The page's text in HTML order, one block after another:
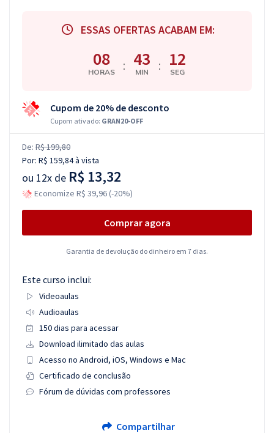
ESSAS OFERTAS ACABAM EM:
08
HORAS : 43
MIN : 11
SEG
Cupom de 20% de desconto
Cupom ativado: GRAN20-OFF
De: R$ 199,80
Por: R$ 159,84à vista
ou 12x de R$ 13,32
Economize R$ 39,96 (-20%)
Comprar agora
Garantia de devolução do dinheiro em 7 dias.
Este curso inclui:
Videoaulas
Audioaulas
150 dias para acessar
Download ilimitado das aulas
Acesso no Android, iOS, Windows e Mac
Certificado de conclusão
Fórum de dúvidas com professores
Compartilhar